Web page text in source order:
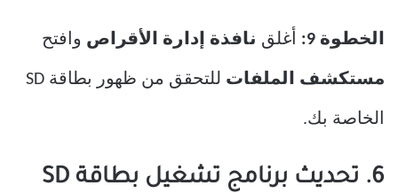
الخطوة 9: أغلق نافذة إدارة الأقراص وافتح
مستكشف الملفات للتحقق من ظهور بطاقة SD
الخاصة بك.
6. تحديث برنامج تشغيل بطاقة SD